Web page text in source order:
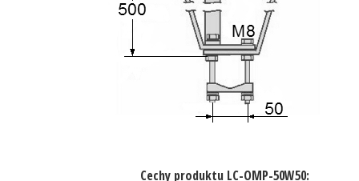
Cechy produktu LC-OMP-50W50: